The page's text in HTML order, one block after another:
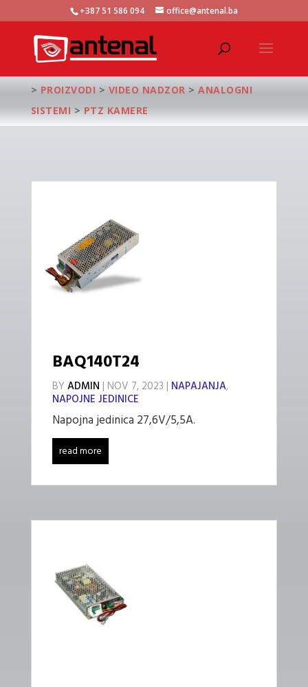
+387 51 586 094 office@antenal.ba
> PROIZVODI > VIDEO NADZOR >ANALOGNI
SISTEMI > PTZ KAMERE
BAQ140T24
BYADMIN | NOV 7, 2023 | NAPAJANJA,
NAPOJNE JEDINICE
Napojna jedinica 27,6V/5,5A.
read more